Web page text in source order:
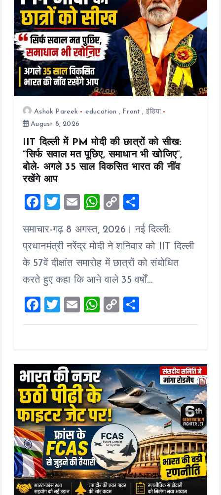
o
n
Ashok Pareek education , Front , इंडिया
August 8, 2026
IIT दिल्ली में PM मोदी की छात्रों को सीख:
“सिर्फ सवाल मत पूछिए, समाधान भी खोजिए”,
बोले- अगले 35 साल विकसित भारत की नींव
रखेंगे आप
F
ce
b
o
o
k
T
tt
er
E
ai
l
W
at
s
A
p
p
C
p
y
Li
n
k
a
re
समाचार-गढ़ 8 अगस्त, 2026। नई दिल्ली:
प्रधानमंत्री नरेंद्र मोदी ने शनिवार को IIT दिल्ली
के 57वें दीक्षांत समारोह में छात्रों को संबोधित
करते हुए कहा कि आने वाले 35 वर्षों…
F
a
o
o
k
T
wi
E
m
W
h
A
p
p
C
o
Li
n
k
h